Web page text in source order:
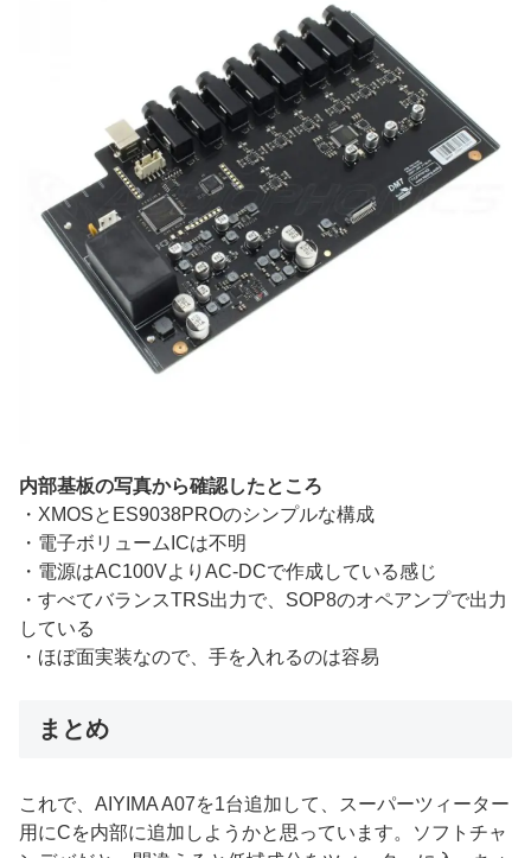
内部基板の写真から確認したところ
・XMOSとES9038PROのシンプルな構成
・電子ボリュームICは不明
・電源はAC100VよりAC-DCで作成している感じ
・すべてバランスTRS出力で、SOP8のオペアンプで出力
している
・ほぼ面実装なので、手を入れるのは容易
まとめ
これで、AIYIMA A07を1台追加して、スーパーツィーター
用にCを内部に追加しようかと思っています。ソフトチャ